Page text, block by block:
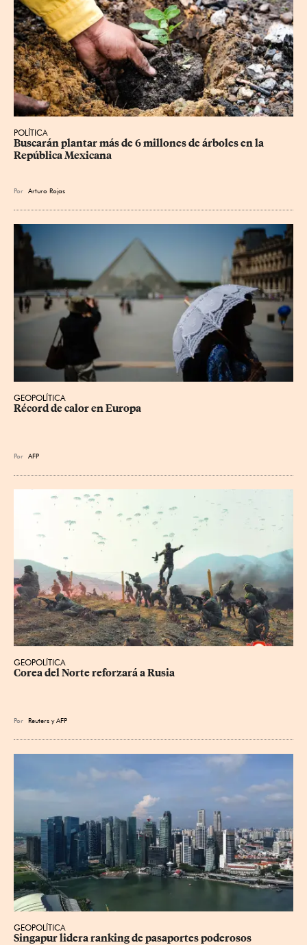
POLÍTICA
Buscarán plantar más de 6 millones de árboles en la
República Mexicana
Por Arturo Rojas
GEOPOLÍTICA
Récord de calor en Europa
Por AFP
GEOPOLÍTICA
Corea del Norte reforzará a Rusia
Por Reuters yAFP
GEOPOLÍTICA
Singapur lidera ranking de pasaportes poderosos